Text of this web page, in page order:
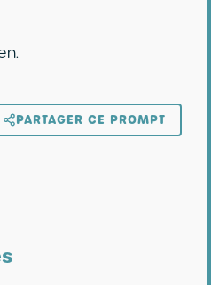
PARTAGER CE PROMPT